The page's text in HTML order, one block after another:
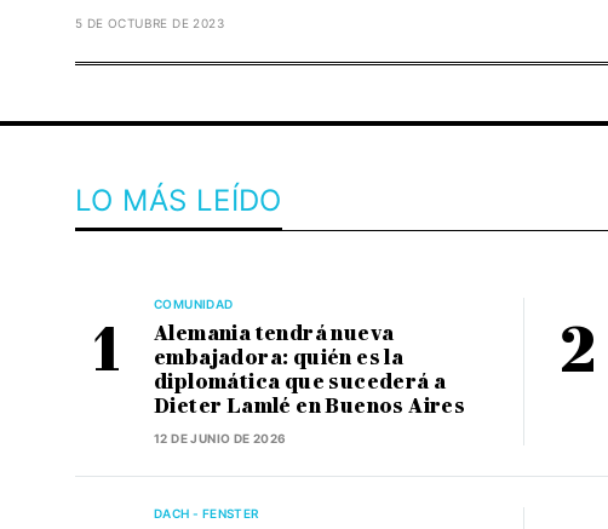
5 DE OCTUBRE DE 2023
LO MÁS LEÍDO
COMUNIDAD
Alemania tendrá nueva
embajadora: quién es la
diplomática que sucederá a
Dieter Lamlé en Buenos Aires
12 DE JUNIO DE 2026
DACH - FENSTER